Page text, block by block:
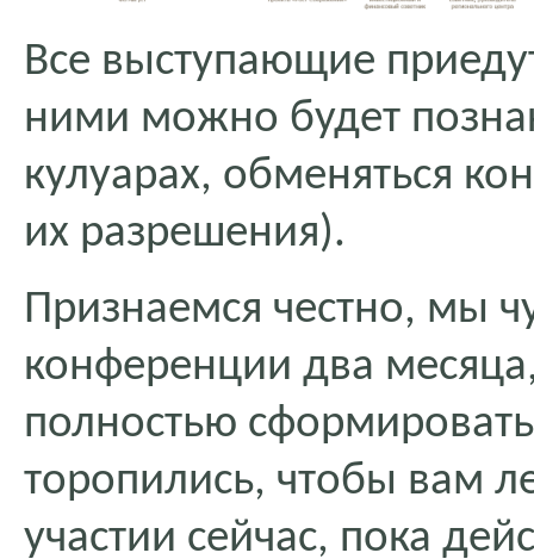
Все выступающие
ними можно будет
кулуарах, обменяться
их разрешения).
Признаемся честно, мы
конференции два
полностью
торопились, чтобы вам
участии сейчас, пока